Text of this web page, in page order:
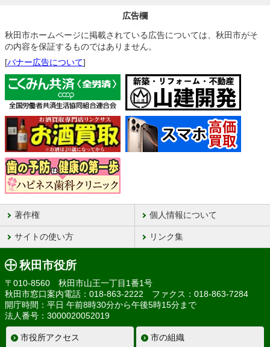
広告欄
秋田市ホームページに掲載されている広告については、秋田市がそ
の内容を保証するものではありません。
[バナー広告について]
著作権 個人情報について
サイトの使い方 リンク集
秋田市役所
〒010-8560 秋田市山王一丁目1番1号
秋田市窓口案内電話：018-863-2222 ファクス：018-863-7284
開庁時間：平日 午前8時30分から午後5時15分まで
法人番号：3000020052019
市役所アクセス 市の組織